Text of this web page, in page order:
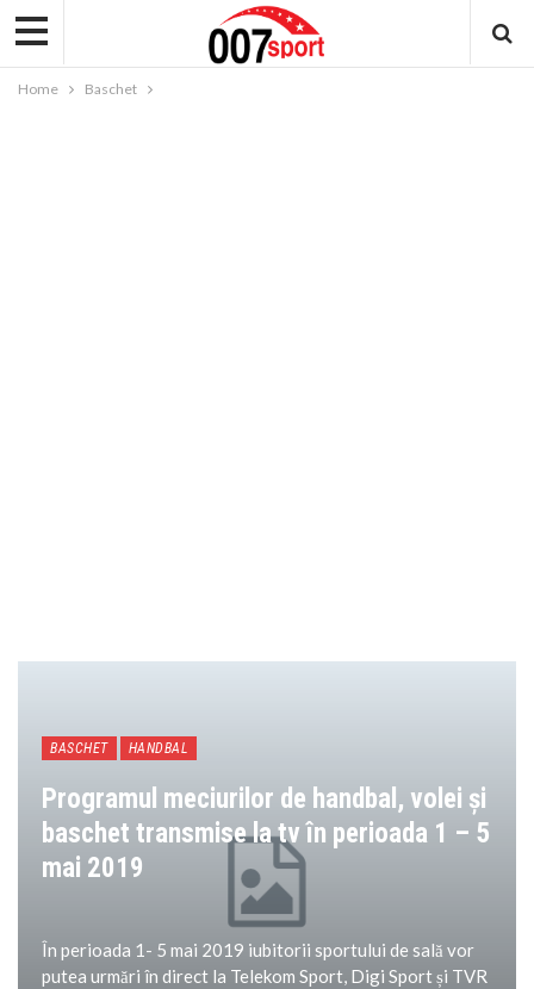
Home Baschet
BASCHET HANDBAL
Programul meciurilor de handbal, volei și
baschet transmise la tv în perioada 1 – 5
mai 2019
În perioada 1- 5 mai 2019 iubitorii sportului de sală vor
putea urmări în direct la Telekom Sport, Digi Sport și TVR